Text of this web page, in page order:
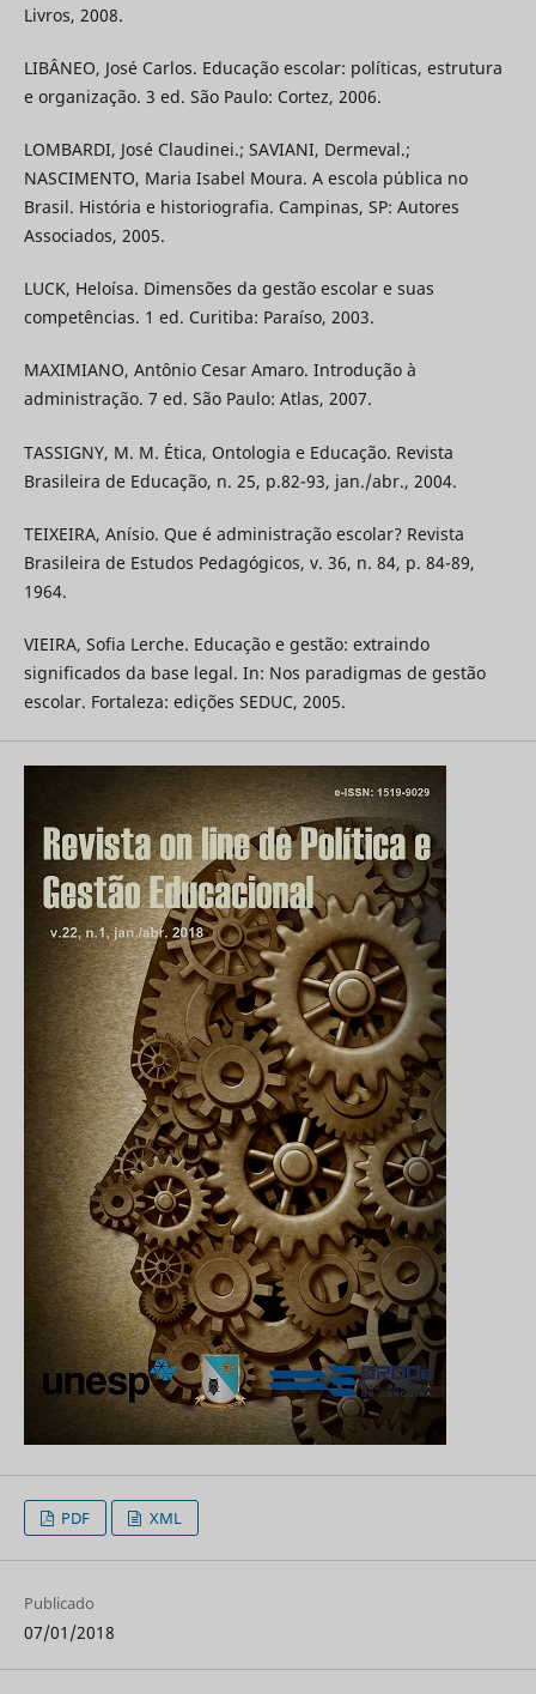
Livros, 2008.
LIBÂNEO, José Carlos. Educação escolar: políticas, estrutura
e organização. 3 ed. São Paulo: Cortez, 2006.
LOMBARDI, José Claudinei.; SAVIANI, Dermeval.;
NASCIMENTO, Maria Isabel Moura. A escola pública no
Brasil. História e historiografia. Campinas, SP: Autores
Associados, 2005.
LUCK, Heloísa. Dimensões da gestão escolar e suas
competências. 1 ed. Curitiba: Paraíso, 2003.
MAXIMIANO, Antônio Cesar Amaro. Introdução à
administração. 7 ed. São Paulo: Atlas, 2007.
TASSIGNY, M. M. Ética, Ontologia e Educação. Revista
Brasileira de Educação, n. 25, p.82-93, jan./abr., 2004.
TEIXEIRA, Anísio. Que é administração escolar? Revista
Brasileira de Estudos Pedagógicos, v. 36, n. 84, p. 84-89,
1964.
VIEIRA, Sofia Lerche. Educação e gestão: extraindo
significados da base legal. In: Nos paradigmas de gestão
escolar. Fortaleza: edições SEDUC, 2005.
PDF XML
Publicado
07/01/2018